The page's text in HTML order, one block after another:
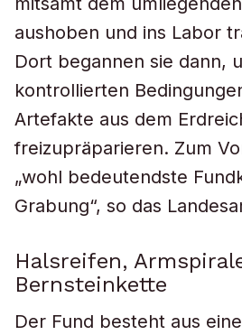
aushoben und ins Labor
Dort begannen sie dann,
kontrollierten
Artefakte aus dem
freizupräparieren. Zum
„wohl bedeutendste
Grabung“, so das
Halsreifen,
Bernsteinkette
Der Fund besteht aus